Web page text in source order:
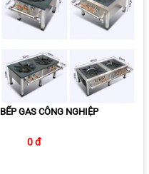
BẾP GAS CÔNG NGHIỆP
0 đ